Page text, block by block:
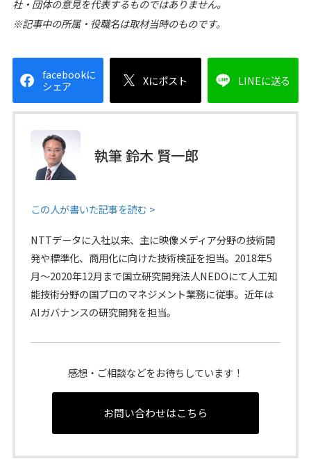
社・団体の意見を代表するものではありません。
※記事中の所属・役職名は取材当時のものです。
facebookに
シェア
Xにポスト LINEに送る
執筆 鈴木 賢一郎
この人が書いた記事を読む >
NTTデータに入社以来、主に映像メディア分野の技術開
発や標準化、商用化に向けた技術検証を担当。2018年5
月～2020年12月まで国立研究開発法人NEDOにて人工知
能技術分野の国プロのマネジメント業務に従事。近年は
AIガバナンスの研究開発を担当。
感想・ご相談などをお待ちしています！
お問い合わせはこちら